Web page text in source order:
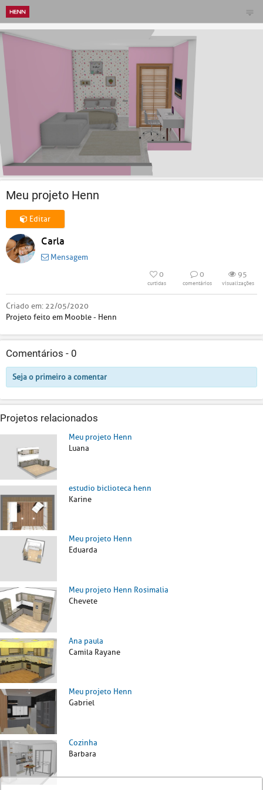
Meu projeto Henn
Editar
Carla
Mensagem
0
curtidas
0
comentários
95
visualizações
Criado em: 22/05/2020
Projeto feito em Mooble - Henn
Comentários - 0
Seja o primeiro a comentar
Projetos relacionados
Meu projeto Henn
Luana
estudio biclioteca henn
Karine
Meu projeto Henn
Eduarda
Meu projeto Henn Rosimalia
Chevete
Ana paula
Camila Rayane
Meu projeto Henn
Gabriel
Cozinha
Barbara